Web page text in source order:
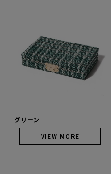
グリーン
VIEW MORE